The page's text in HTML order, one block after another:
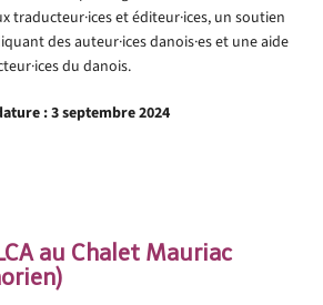
traducteur·ices et éditeur·ices, un soutien
des auteur·ices danois·es et une aide
du danois.
: 3 septembre 2024
au Chalet Mauriac